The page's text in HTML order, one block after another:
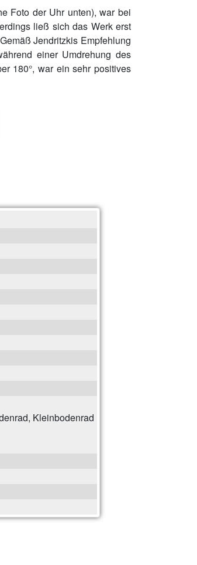
Foto der Uhr unten), war bei
ließ sich das Werk erst
Jendritzkis Empfehlung
einer Umdrehung des
180°, war ein sehr positives
Kleinbodenrad